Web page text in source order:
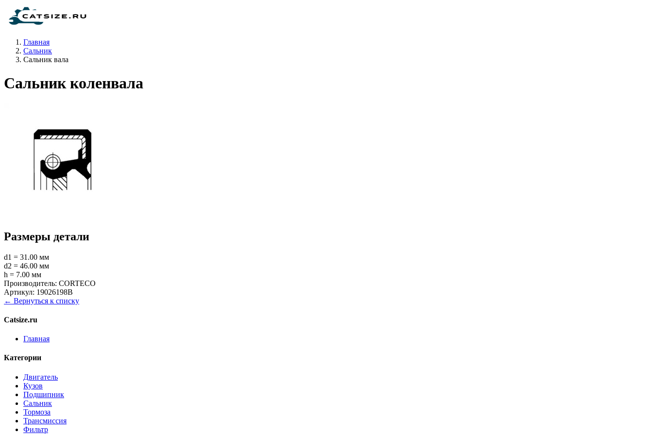
Главная
Сальник
Сальник вала
Сальник коленвала
Размеры детали
d1 = 31.00 мм
d2 = 46.00 мм
h = 7.00 мм
Производитель: CORTECO
Артикул: 19026198B
← Вернуться к списку
Catsize.ru
Главная
Категории
Двигатель
Кузов
Подшипник
Сальник
Тормоза
Трансмиссия
Фильтр